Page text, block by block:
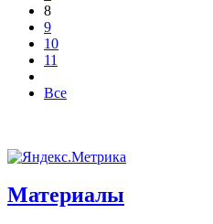
8
9
10
11
Все
Материалы